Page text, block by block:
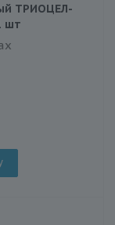
ТРИОЦЕЛ-
шт